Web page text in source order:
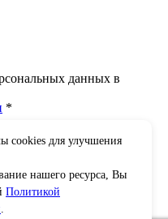
данных в
*
данных в
cookies для улучшения
нашего ресурса, Вы
Политикой
.